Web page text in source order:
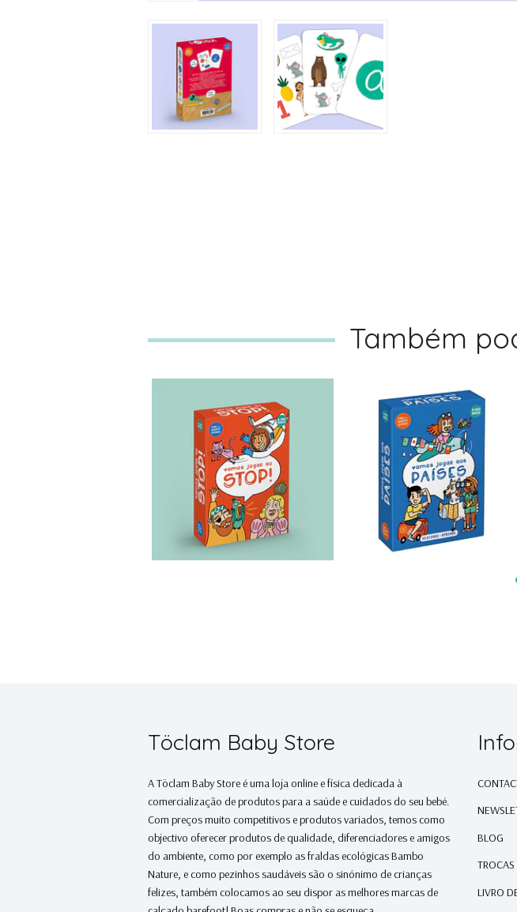
Também
BRAIN AWAY JOGO
DO STOP - T...
16,90€
THE BRAIN AWAY
VAMOS JOGAR ...
16,90€
Töclam Baby Store
A Töclam Baby Store é uma loja online e física dedicada à
comercialização de produtos para a saúde e cuidados do seu bebé.
Com preços muito competitivos e produtos variados, temos como
objectivo oferecer produtos de qualidade, diferenciadores e amigos
do ambiente, como por exemplo as fraldas ecológicas Bambo
Nature, e como pezinhos saudáveis são o sinónimo de crianças
felizes, também colocamos ao seu dispor as melhores marcas de
BLOG
LIVRO